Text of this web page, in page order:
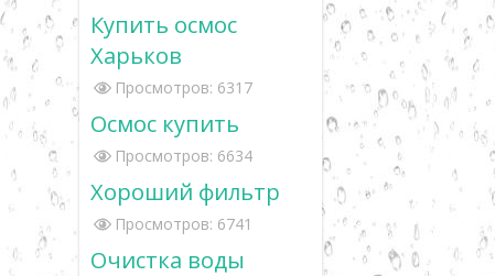
Купить осмос
Харьков
Просмотров: 6317
Осмос купить
Просмотров: 6634
Хороший фильтр
Просмотров: 6741
Очистка воды